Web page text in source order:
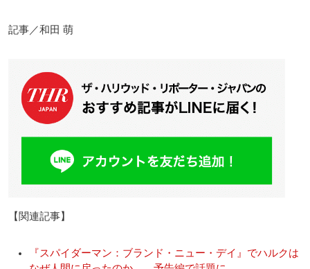
記事／和田 萌
【関連記事】
『スパイダーマン：ブランド・ニュー・デイ』でハルクは